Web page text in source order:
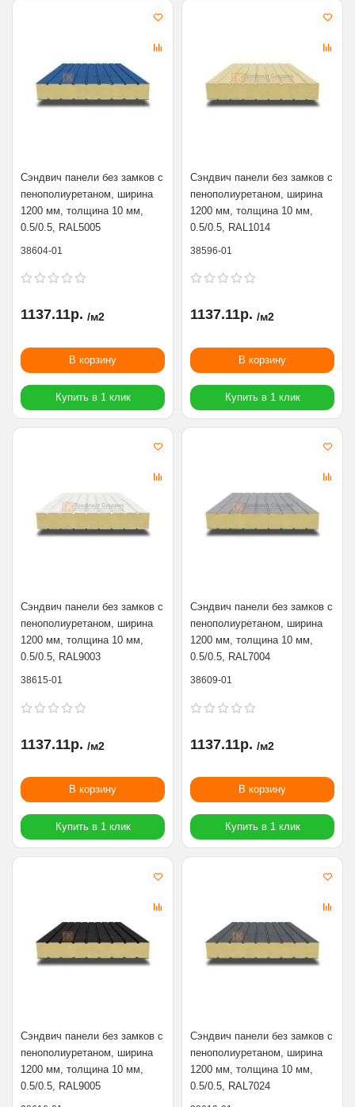
Сэндвич панели без замков с
пенополиуретаном, ширина
1200 мм, толщина 10 мм,
0.5/0.5, RAL5005
38604-01
1137.11р. /м2
В корзину
Купить в 1 клик
Сэндвич панели без замков с
пенополиуретаном, ширина
1200 мм, толщина 10 мм,
0.5/0.5, RAL1014
38596-01
1137.11р. /м2
В корзину
Купить в 1 клик
Сэндвич панели без замков с
пенополиуретаном, ширина
1200 мм, толщина 10 мм,
0.5/0.5, RAL9003
38615-01
1137.11р. /м2
В корзину
Купить в 1 клик
Сэндвич панели без замков с
пенополиуретаном, ширина
1200 мм, толщина 10 мм,
0.5/0.5, RAL7004
38609-01
1137.11р. /м2
В корзину
Купить в 1 клик
Сэндвич панели без замков с
пенополиуретаном, ширина
1200 мм, толщина 10 мм,
0.5/0.5, RAL9005
Сэндвич панели без замков с
пенополиуретаном, ширина
1200 мм, толщина 10 мм,
0.5/0.5, RAL7024